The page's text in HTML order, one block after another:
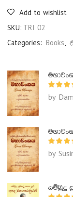
Add to wishlist
SKU:
TRI 02
Categories:
Books,
by
by